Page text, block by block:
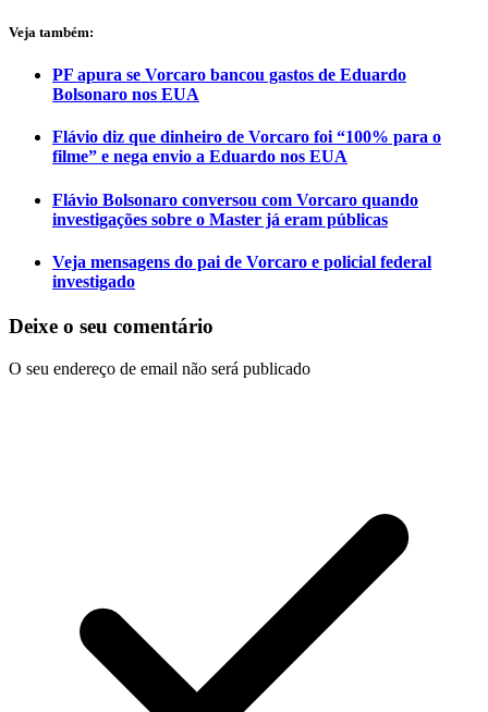
Veja também:
PF apura se Vorcaro bancou gastos de Eduardo
Bolsonaro nos EUA
Flávio diz que dinheiro de Vorcaro foi “100% para o
filme” e nega envio a Eduardo nos EUA
Flávio Bolsonaro conversou com Vorcaro quando
investigações sobre o Master já eram públicas
Veja mensagens do pai de Vorcaro e policial federal
investigado
Deixe o seu comentário
O seu endereço de email não será publicado